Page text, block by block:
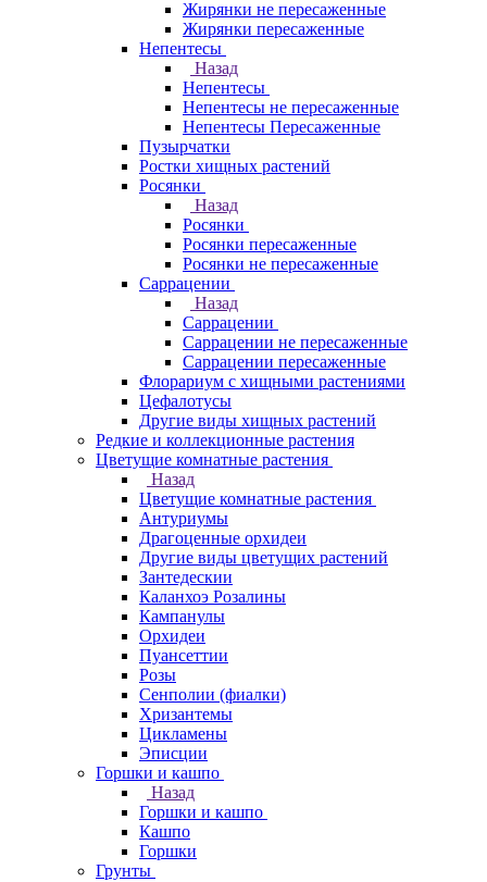
Жирянки не пересаженные
Жирянки пересаженные
Непентесы
Назад
Непентесы
Непентесы не пересаженные
Непентесы Пересаженные
Пузырчатки
Ростки хищных растений
Росянки
Назад
Росянки
Росянки пересаженные
Росянки не пересаженные
Саррацении
Назад
Саррацении
Саррацении не пересаженные
Саррацении пересаженные
Флорариум с хищными растениями
Цефалотусы
Другие виды хищных растений
Редкие и коллекционные растения
Цветущие комнатные растения
Назад
Цветущие комнатные растения
Антуриумы
Драгоценные орхидеи
Другие виды цветущих растений
Зантедескии
Каланхоэ Розалины
Кампанулы
Орхидеи
Пуансеттии
Розы
Сенполии (фиалки)
Хризантемы
Цикламены
Эписции
Горшки и кашпо
Назад
Горшки и кашпо
Кашпо
Горшки
Грунты